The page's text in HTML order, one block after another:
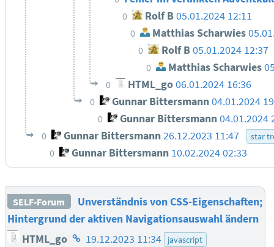
0 Rolf B05.01.2024 12:11
0 Matthias Scharwies
0 Rolf B05.01.2024 12:37
0 Matthias Scharwies
0 HTML_go06.01.2024 16:36
0 Gunnar Bittersmann04.01.2024
0 Gunnar Bittersmann04.01.2024
0 Gunnar Bittersmann 26.12.2023 11:47 star
0 Gunnar Bittersmann 10.02.2024 02:33
SELF-Forum
Unverständnis von CSS-Eigenschaften;
Hintergrund der aktiven Navigationsauswahl ändern
HTML_go Homepage
19.12.2023 11:34 javascript